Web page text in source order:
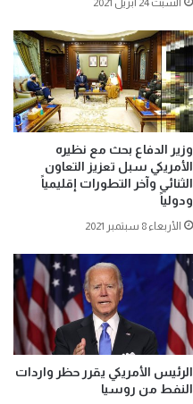
السبت 24 أبريل 2021
وزير الدفاع بحث مع نظيره
الأمريكي سبل تعزيز التعاون
الثنائي وآخر التطورات إقليمياً
ودولياً
الأربعاء 8 سبتمبر 2021
الرئيس الأمريكي يقرر حظر واردات
النفط من روسيا